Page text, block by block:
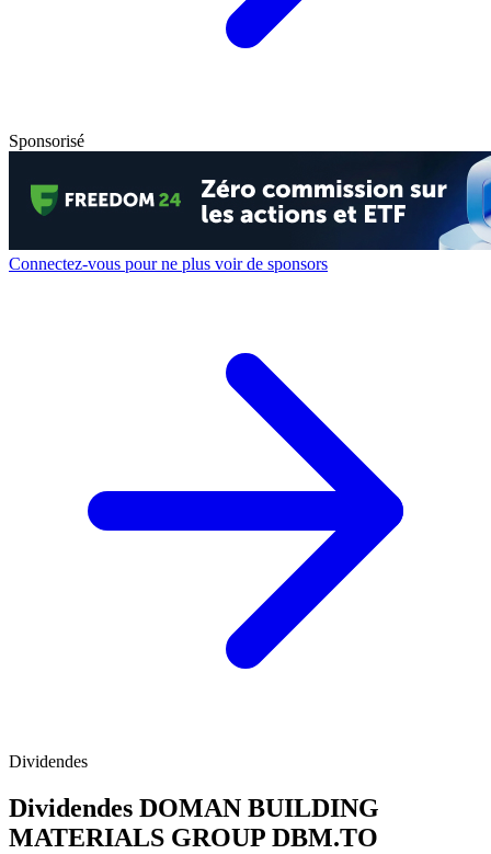
Sponsorisé
Connectez-vous pour ne plus voir de sponsors
Dividendes
Dividendes DOMAN BUILDING
MATERIALS GROUP DBM.TO